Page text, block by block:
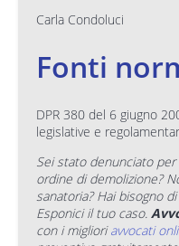
Carla Condoluci
Fonti
DPR 380 del 6 giugno
legislative e
Sei stato denunciato
ordine di demolizione?
sanatoria? Hai bisogno
Esponici il tuo caso.
con i miglioriavvocati